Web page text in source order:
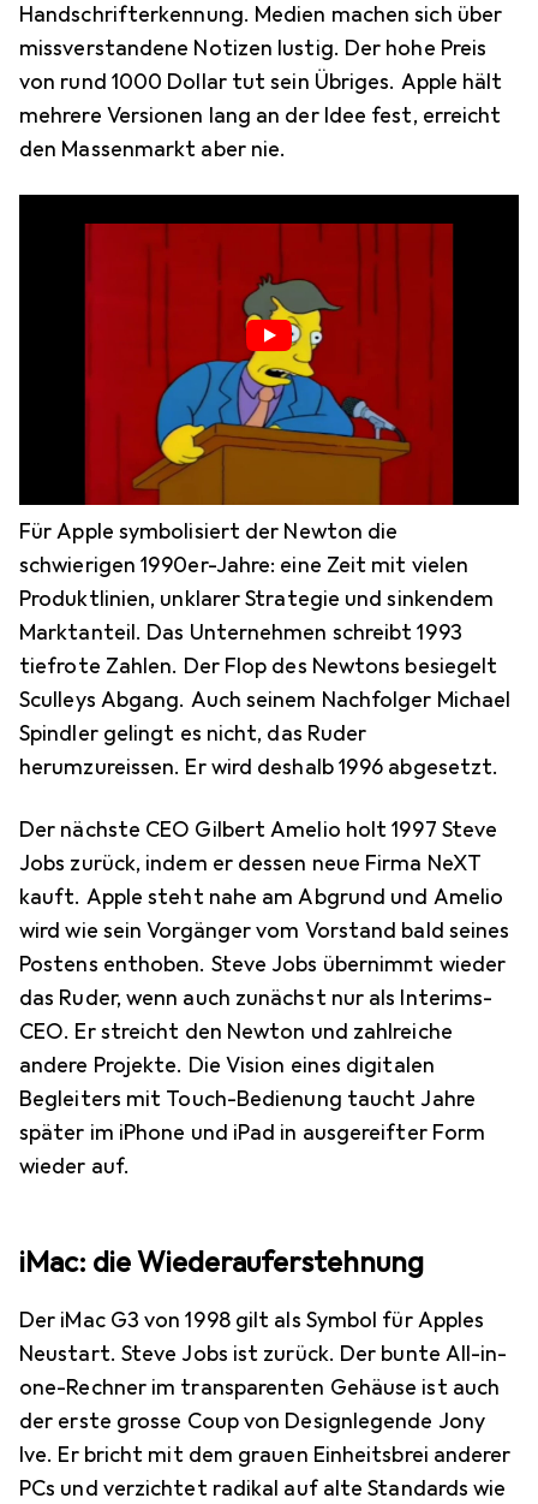
Handschrifterkennung. Medien machen sich über
missverstandene Notizen lustig. Der hohe Preis
von rund 1000 Dollar tut sein Übriges. Apple hält
mehrere Versionen lang an der Idee fest, erreicht
den Massenmarkt aber nie.
Für Apple symbolisiert der Newton die
schwierigen 1990er-Jahre: eine Zeit mit vielen
Produktlinien, unklarer Strategie und sinkendem
Marktanteil. Das Unternehmen schreibt 1993
tiefrote Zahlen. Der Flop des Newtons besiegelt
Sculleys Abgang. Auch seinem Nachfolger Michael
Spindler gelingt es nicht, das Ruder
herumzureissen. Er wird deshalb 1996 abgesetzt.
Der nächste CEO Gilbert Amelio holt 1997 Steve
Jobs zurück, indem er dessen neue Firma NeXT
kauft. Apple steht nahe am Abgrund und Amelio
wird wie sein Vorgänger vom Vorstand bald seines
Postens enthoben. Steve Jobs übernimmt wieder
das Ruder, wenn auch zunächst nur als Interims-
CEO. Er streicht den Newton und zahlreiche
andere Projekte. Die Vision eines digitalen
Begleiters mit Touch-Bedienung taucht Jahre
später im iPhone und iPad in ausgereifter Form
wieder auf.
iMac: die Wiederauferstehnung
Der iMac G3 von 1998 gilt als Symbol für Apples
Neustart. Steve Jobs ist zurück. Der bunte All-in-
one-Rechner im transparenten Gehäuse ist auch
der erste grosse Coup von Designlegende Jony
Ive. Er bricht mit dem grauen Einheitsbrei anderer
PCs und verzichtet radikal auf alte Standards wie